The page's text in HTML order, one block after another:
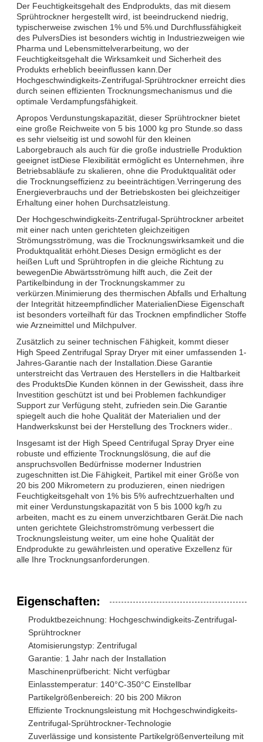
Der Feuchtigkeitsgehalt des Endprodukts, das mit diesem
Sprühtrockner hergestellt wird, ist beeindruckend niedrig,
typischerweise zwischen 1% und 5%.und Durchflussfähigkeit
des PulversDies ist besonders wichtig in Industriezweigen wie
Pharma und Lebensmittelverarbeitung, wo der
Feuchtigkeitsgehalt die Wirksamkeit und Sicherheit des
Produkts erheblich beeinflussen kann.Der
Hochgeschwindigkeits-Zentrifugal-Sprühtrockner erreicht dies
durch seinen effizienten Trocknungsmechanismus und die
optimale Verdampfungsfähigkeit.
Apropos Verdunstungskapazität, dieser Sprühtrockner bietet
eine große Reichweite von 5 bis 1000 kg pro Stunde.so dass
es sehr vielseitig ist und sowohl für den kleinen
Laborgebrauch als auch für die große industrielle Produktion
geeignet istDiese Flexibilität ermöglicht es Unternehmen, ihre
Betriebsabläufe zu skalieren, ohne die Produktqualität oder
die Trocknungseffizienz zu beeinträchtigen.Verringerung des
Energieverbrauchs und der Betriebskosten bei gleichzeitiger
Erhaltung einer hohen Durchsatzleistung.
Der Hochgeschwindigkeits-Zentrifugal-Sprühtrockner arbeitet
mit einer nach unten gerichteten gleichzeitigen
Strömungsströmung, was die Trocknungswirksamkeit und die
Produktqualität erhöht.Dieses Design ermöglicht es der
heißen Luft und Sprühtropfen in die gleiche Richtung zu
bewegenDie Abwärtsströmung hilft auch, die Zeit der
Partikelbindung in der Trocknungskammer zu
verkürzen.Minimierung des thermischen Abfalls und Erhaltung
der Integrität hitzeempfindlicher MaterialienDiese Eigenschaft
ist besonders vorteilhaft für das Trocknen empfindlicher Stoffe
wie Arzneimittel und Milchpulver.
Zusätzlich zu seiner technischen Fähigkeit, kommt dieser
High Speed Zentrifugal Spray Dryer mit einer umfassenden 1-
Jahres-Garantie nach der Installation.Diese Garantie
unterstreicht das Vertrauen des Herstellers in die Haltbarkeit
des ProduktsDie Kunden können in der Gewissheit, dass ihre
Investition geschützt ist und bei Problemen fachkundiger
Support zur Verfügung steht, zufrieden sein.Die Garantie
spiegelt auch die hohe Qualität der Materialien und der
Handwerkskunst bei der Herstellung des Trockners wider..
Insgesamt ist der High Speed Centrifugal Spray Dryer eine
robuste und effiziente Trocknungslösung, die auf die
anspruchsvollen Bedürfnisse moderner Industrien
zugeschnitten ist.Die Fähigkeit, Partikel mit einer Größe von
20 bis 200 Mikrometern zu produzieren, einen niedrigen
Feuchtigkeitsgehalt von 1% bis 5% aufrechtzuerhalten und
mit einer Verdunstungskapazität von 5 bis 1000 kg/h zu
arbeiten, macht es zu einem unverzichtbaren Gerät.Die nach
unten gerichtete Gleichstromströmung verbessert die
Trocknungsleistung weiter, um eine hohe Qualität der
Endprodukte zu gewährleisten.und operative Exzellenz für
alle Ihre Trocknungsanforderungen.
Eigenschaften:
Produktbezeichnung: Hochgeschwindigkeits-Zentrifugal-
Sprühtrockner
Atomisierungstyp: Zentrifugal
Garantie: 1 Jahr nach der Installation
Maschinenprüfbericht: Nicht verfügbar
Einlasstemperatur: 140°C-350°C Einstellbar
Partikelgrößenbereich: 20 bis 200 Mikron
Effiziente Trocknungsleistung mit Hochgeschwindigkeits-
Zentrifugal-Sprühtrockner-Technologie
Zuverlässige und konsistente Partikelgrößenverteilung mit